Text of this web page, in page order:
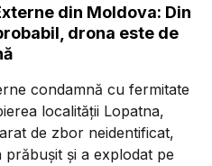
din Moldova: Din
drona este de
condamnă cu fermitate
localității Lopatna,
de zbor neidentificat,
și a explodat pe